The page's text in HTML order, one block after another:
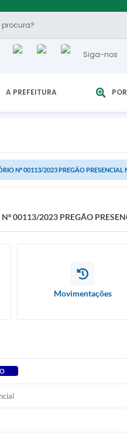
Siga-nos
A PREFEITURA
Nº 00113/2023 PREGÃO PRESENCIAL
Nº 00113/2023 PREGÃO
Movimentações